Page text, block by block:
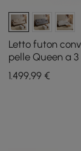
Letto futon
pelle Queen a
tavolino laterale
1.499,99 €